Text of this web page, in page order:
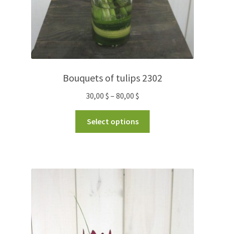
Bouquets of tulips 2302
30,00 $ – 80,00 $
Select options